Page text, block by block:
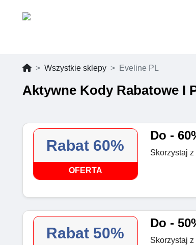
Wszystkie sklepy Eveline PL
Aktywne Kody Rabatowe I
Rabat 60%
OFERTA
Do -
Skorzystaj
Rabat 50%
Do -
Skorzystaj